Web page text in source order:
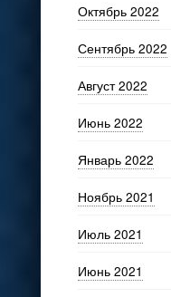
Октябрь 2022
Сентябрь 2022
Август 2022
Июнь 2022
Январь 2022
Ноябрь 2021
Июль 2021
Июнь 2021